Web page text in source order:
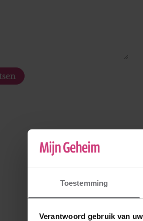
Toestemming
Verantwoord gebruik van